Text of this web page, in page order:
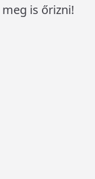
is őrizni!